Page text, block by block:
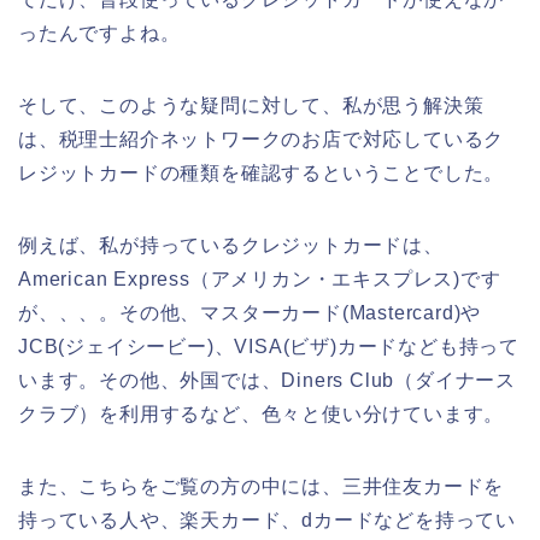
ったんですよね。
そして、このような疑問に対して、私が思う解決策
は、税理士紹介ネットワークのお店で対応しているク
レジットカードの種類を確認するということでした。
例えば、私が持っているクレジットカードは、
American Express（アメリカン・エキスプレス)です
が、、、。その他、マスターカード(Mastercard)や
JCB(ジェイシービー)、VISA(ビザ)カードなども持って
います。その他、外国では、Diners Club（ダイナース
クラブ）を利用するなど、色々と使い分けています。
また、こちらをご覧の方の中には、三井住友カードを
持っている人や、楽天カード、dカードなどを持ってい